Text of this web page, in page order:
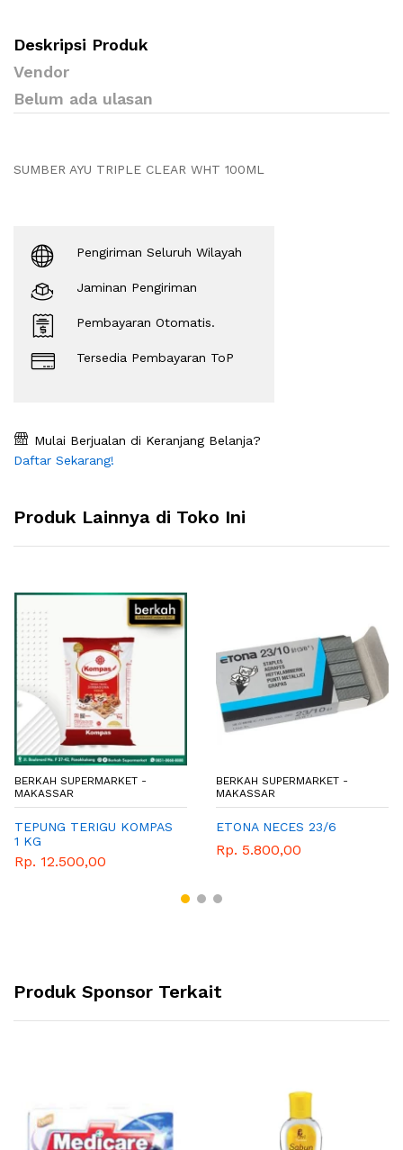
Deskripsi Produk
Vendor
Belum ada ulasan
SUMBER AYU TRIPLE CLEAR WHT 100ML
Pengiriman Seluruh Wilayah
Jaminan Pengiriman
Pembayaran Otomatis.
Tersedia Pembayaran ToP
Mulai Berjualan di Keranjang Belanja?
Daftar Sekarang!
Produk Lainnya di Toko Ini
BERKAH SUPERMARKET -
MAKASSAR
TEPUNG TERIGU KOMPAS
1 KG
Rp. 12.500,00
BERKAH SUPERMARKET -
MAKASSAR
ETONA NECES 23/6
Rp. 5.800,00
Produk Sponsor Terkait